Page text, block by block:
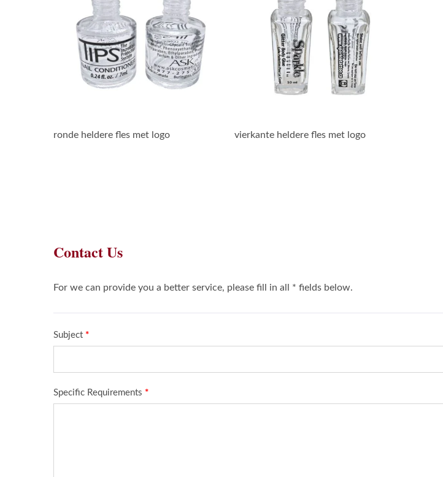
ronde heldere fles met logo vierkante heldere fles met logo